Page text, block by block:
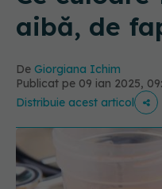
aibă, de
De Giorgiana Ichim
Publicat pe 09 ian 2025,
Distribuie acest articol